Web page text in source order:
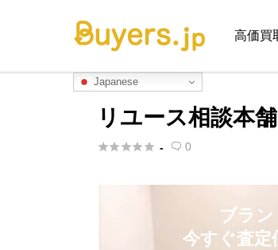
高価買
Japanese
リユース相談本
 -  0
ブラン
今すぐ査定